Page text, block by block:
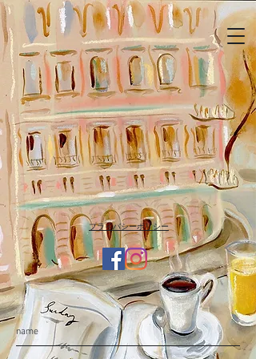
​プライバシーポリシー